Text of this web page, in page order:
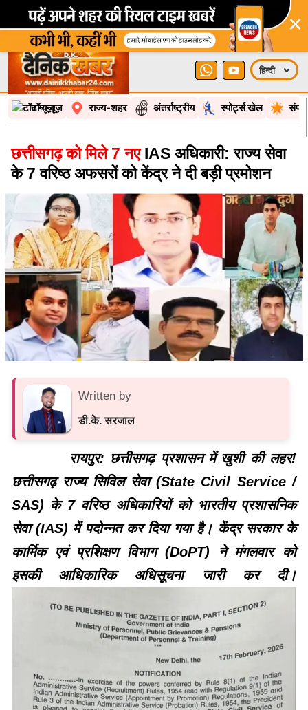
×
टॉप न्यूज़ राज्य-शहर अंतर्राष्ट्रीय स्पोर्ट्स खेल
छत्तीसगढ़ को मिले 7 नएIAS अधिकारी: राज्य सेवा
के 7 वरिष्ठ अफसरों को केंद्र ने दी बड़ी प्रमोशन
Written by
डी.के. सरजाल
रायपुर: छत्तीसगढ़ प्रशासन में खुशी की लहर!
छत्तीसगढ़ राज्य सिविल सेवा (State Civil Service /
SAS) के 7 वरिष्ठ अधिकारियों को भारतीय प्रशासनिक
सेवा (IAS) में पदोन्नत कर दिया गया है। केंद्र सरकार के
कार्मिक एवं प्रशिक्षण विभाग (DoPT) ने मंगलवार को
इसकी आधिकारिक अधिसूचना जारी कर दी।